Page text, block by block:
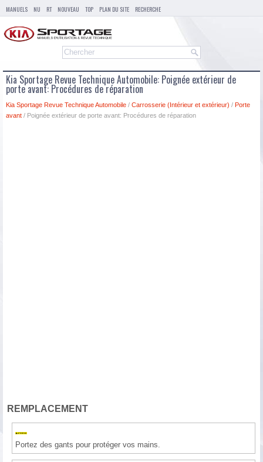
MANUELS NU RT NOUVEAU TOP PLAN DU SITE RECHERCHE
Kia Sportage Revue Technique Automobile: Poignée extérieur de
porte avant: Procédures de réparation
Kia Sportage Revue Technique Automobile / Carrosserie (Intérieur et extérieur) / Porte
avant / Poignée extérieur de porte avant: Procédures de réparation
REMPLACEMENT
Portez des gants pour protéger vos mains.